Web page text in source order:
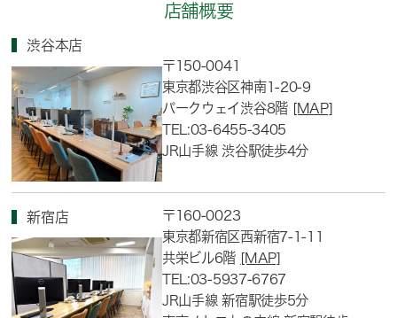
店舗概要
渋谷本店
〒150-0041
東京都渋谷区神南1-20-9
パークウェイ渋谷8階 [MAP]
TEL:03-6455-3405
JR山手線 渋谷駅徒歩4分
新宿店
〒160-0023
東京都新宿区西新宿7-1-11
共栄ビル6階 [MAP]
TEL:03-5937-6767
JR山手線 新宿駅徒歩5分